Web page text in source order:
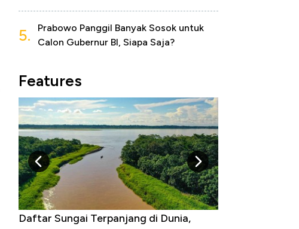
5.
Prabowo Panggil Banyak Sosok untuk
Calon Gubernur BI, Siapa Saja?
Features
Negara yang Warganya Sering